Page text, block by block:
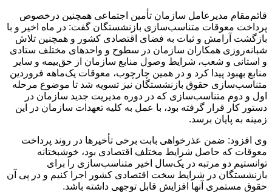
قائم‌مقام مدیرعامل سازمان تأمین اجتماعی همچنین درخصوص
پرداخت معوقات متناسب‌سازی بازنشستگان گفت: در ماه اخیر و با
بازگشت آرامش و ثبات به فضای اقتصادی کشور و همچنین تلاش
شبانه‌روزی همکاران سازمان در سطوح و واحدهای مختلف ستادی
و استانی و شعب، شرایط وصول منابع سازمان از حق‌بیمه و سایر
منابع بهبود پیدا کرد و در همین چارچوب، معوقات یک‌ماهه فروردین
متناسب‌سازی حقوق بازنشستگان نیز تسویه شد تا موضوع مرحله
اول و دوم متناسب‌سازی که در دوره مدیریت جدید سازمان در
دستور کار قرار گرفته بود، با عمل به کلیه تعهدات سازمان در این
زمینه به پایان برسد.
وی افزود: ضمن عذرخواهی بابت برخی تأخیرها در روند پرداخت
معوقات که حاصل شرایط مختلف اقتصادی بود، خوشبختانه
توانستیم دو مرتبه در یک‌سال اخیر متناسب‌سازی را برای
بازنشستگان در شرایط سخت اقتصادی کشور اجرا کنیم و در پی آن
حقوق مستمری آنها افزایش قابل توجهی داشته باشد.